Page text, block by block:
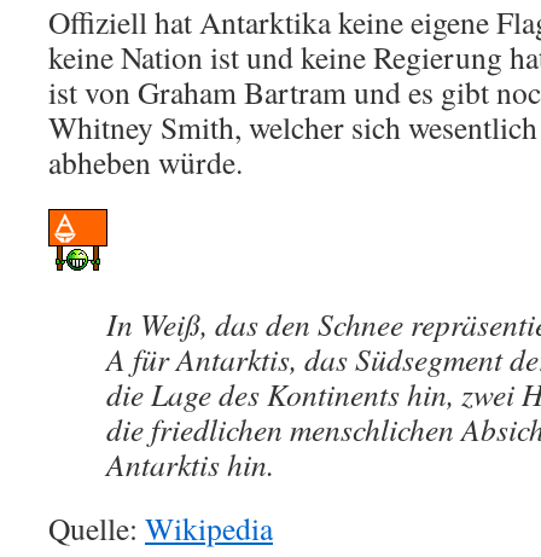
Offiziell hat Antarktika keine eigene
keine Nation ist und keine Regierung
ist von Graham Bartram und es gibt
Whitney Smith, welcher sich
abheben würde.
In Weiß, das den Schnee
A für Antarktis, das Südsegment
die Lage des Kontinents hin, zwei
die friedlichen menschlichen
Antarktis hin.
Quelle: Wikipedia